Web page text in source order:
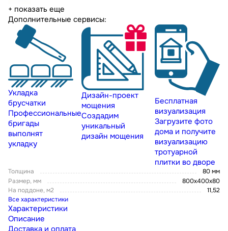
+ показать еще
Дополнительные сервисы:
Укладка
брусчатки
Профессиональные
бригады
выполнят
укладку
Дизайн-проект
мощения
Создадим
уникальный
дизайн мощения
Бесплатная
визуализация
Загрузите фото
дома и получите
визуализацию
тротуарной
плитки во дворе
Толщина
80 мм
Размер, мм
800x400x80
На поддоне, м2
11,52
Все характеристики
Характеристики
Описание